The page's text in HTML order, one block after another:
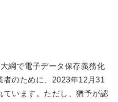
綱で電子データ保存義務化
者のために、2023年12月31
ています。ただし、猶予が認